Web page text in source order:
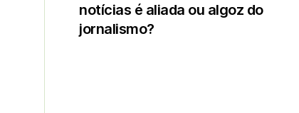
notícias é aliada ou algoz do
jornalismo?